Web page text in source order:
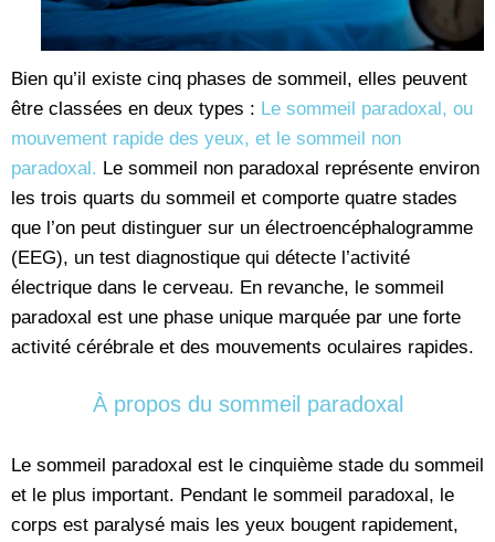
Bien qu’il existe cinq phases de sommeil, elles peuvent
être classées en deux types : Le sommeil paradoxal, ou
mouvement rapide des yeux, et le sommeil non
paradoxal. Le sommeil non paradoxal représente environ
les trois quarts du sommeil et comporte quatre stades
que l’on peut distinguer sur un électroencéphalogramme
(EEG), un test diagnostique qui détecte l’activité
électrique dans le cerveau. En revanche, le sommeil
paradoxal est une phase unique marquée par une forte
activité cérébrale et des mouvements oculaires rapides.
À propos du sommeil paradoxal
Le sommeil paradoxal est le cinquième stade du sommeil
et le plus important. Pendant le sommeil paradoxal, le
corps est paralysé mais les yeux bougent rapidement,